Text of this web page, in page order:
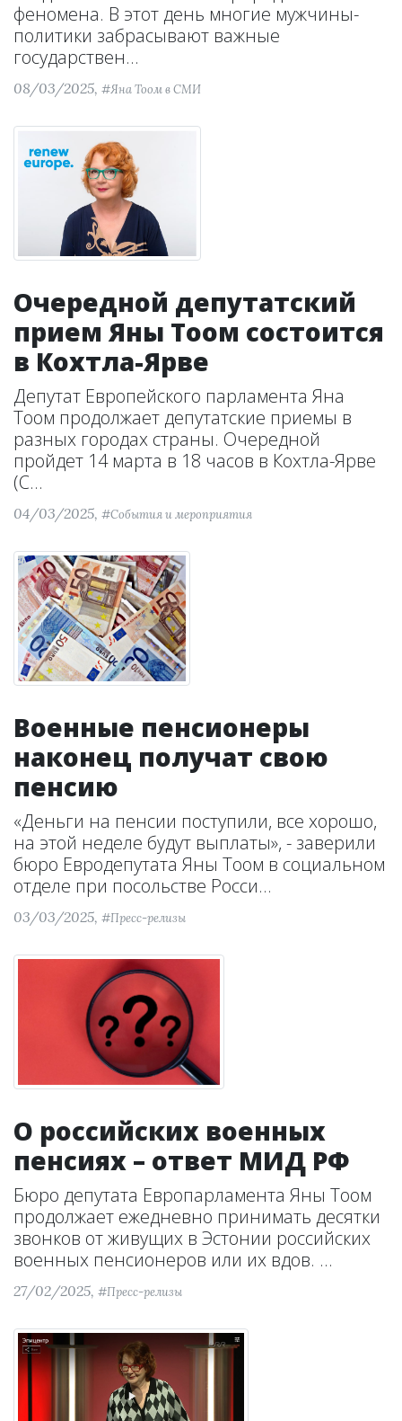
феномена. В этот день многие мужчины-
политики забрасывают важные
государствен...
08/03/2025, #Яна Тоом в СМИ
Очередной депутатский
прием Яны Тоом состоится
в Кохтла-Ярве
Депутат Европейского парламента Яна
Тоом продолжает депутатские приемы в
разных городах страны. Очередной
пройдет 14 марта в 18 часов в Кохтла-Ярве
(С...
04/03/2025, #События и мероприятия
Военные пенсионеры
наконец получат свою
пенсию
«Деньги на пенсии поступили, все хорошо,
на этой неделе будут выплаты», - заверили
бюро Евродепутата Яны Тоом в социальном
отделе при посольстве Росси...
03/03/2025, #Пресс-релизы
О российских военных
пенсиях – ответ МИД РФ
Бюро депутата Европарламента Яны Тоом
продолжает ежедневно принимать десятки
звонков от живущих в Эстонии российских
военных пенсионеров или их вдов. ...
27/02/2025, #Пресс-релизы